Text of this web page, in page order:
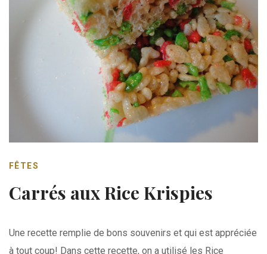
FÊTES
Carrés aux Rice Krispies
Une recette remplie de bons souvenirs et qui est appréciée
à tout coup! Dans cette recette, on a utilisé les Rice